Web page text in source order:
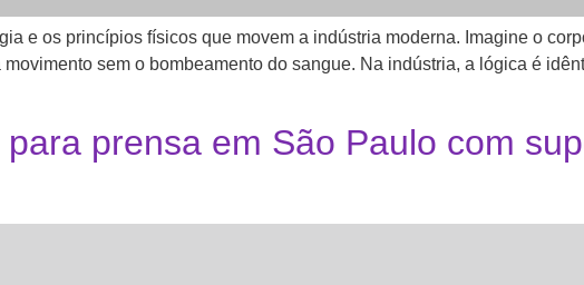
e os princípios físicos que movem a indústria moderna. Imagine o
sem o bombeamento do sangue. Na indústria, a lógica é
prensa em São Paulo com